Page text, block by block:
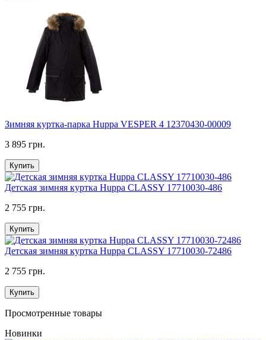
Зимняя куртка-парка Huppa VESPER 4 12370430-00009
3 895 грн.
Купить
Детская зимняя куртка Huppa CLASSY 17710030-486
2 755 грн.
Купить
Детская зимняя куртка Huppa CLASSY 17710030-72486
2 755 грн.
Купить
Просмотренные товары
Новинки